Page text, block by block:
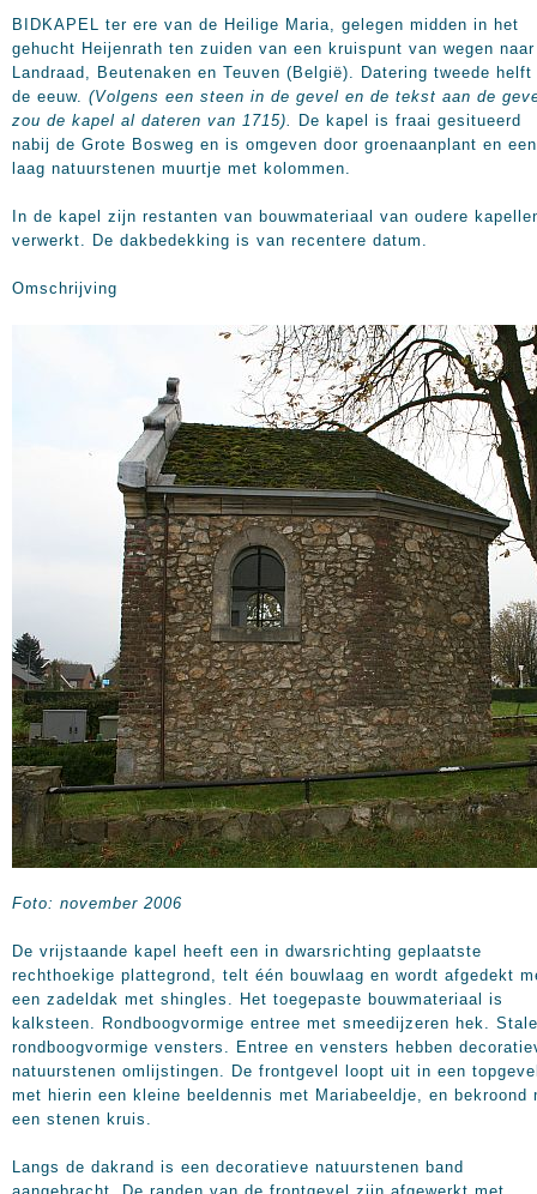
BIDKAPEL ter ere van de Heilige Maria, gelegen midden in het
gehucht Heijenrath ten zuiden van een kruispunt van wegen naar
Landraad, Beutenaken en Teuven (België). Datering tweede helft
de eeuw. (Volgens een steen in de gevel en de tekst aan de
zou de kapel al dateren van 1715).
De kapel is fraai gesitueerd
nabij de Grote Bosweg en is omgeven door groenaanplant en een
laag natuurstenen muurtje met kolommen.
In de kapel zijn restanten van bouwmateriaal van oudere
verwerkt. De dakbedekking is van recentere datum.
Omschrijving
Foto: november 2006
De vrijstaande kapel heeft een in dwarsrichting geplaatste
rechthoekige plattegrond, telt één bouwlaag en wordt afgedekt
een zadeldak met shingles. Het toegepaste bouwmateriaal is
kalksteen. Rondboogvormige entree met smeedijzeren hek.
rondboogvormige vensters. Entree en vensters hebben
natuurstenen omlijstingen. De frontgevel loopt uit in een
met hierin een kleine beeldennis met Mariabeeldje, en bekroond
een stenen kruis.
Langs de dakrand is een decoratieve natuurstenen band